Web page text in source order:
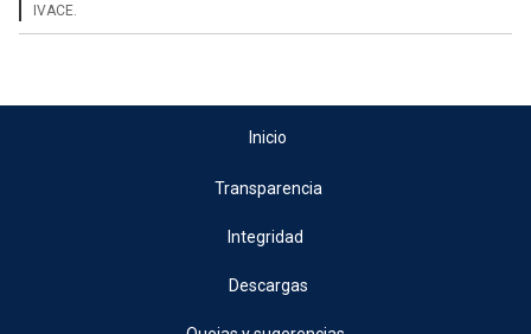
IVACE.
Inicio
Transparencia
Integridad
Descargas